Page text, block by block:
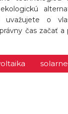
o
čas začať a